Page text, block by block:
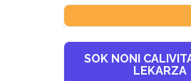
SOK NONI
LEKARZA